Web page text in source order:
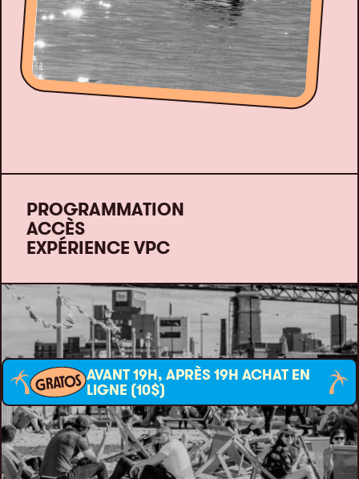
PROGRAMMATION
ACCÈS
EXPÉRIENCE VPC
GRATOS AVANT 19H, APRÈS 19H ACHAT EN
LIGNE (10$)